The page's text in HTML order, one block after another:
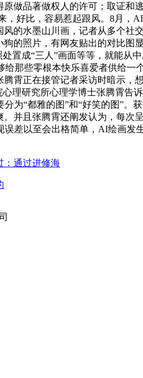
做品著做权人的许可；取证
，好比，容易惹起跟风。8月
的水墨山川画，记者从多个
的照片，有网友贴出的对比
置成“三人”画面等等，就能
那些零根本快乐喜爱者供给
霄正在接管记者采访时暗示
心理研究所心理学博士张腾霄
为“都雅的图”和“好笑的图”
并且张腾霄还阐发认为，每次
差以至会出格简单，AI绘画发
：通过进修海